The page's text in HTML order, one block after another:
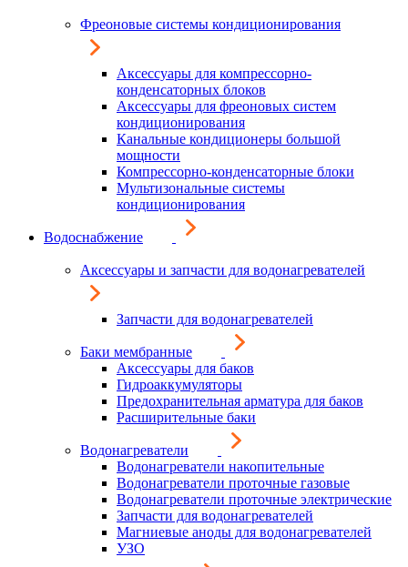
Фреоновые системы кондиционирования
Аксессуары для компрессорно-
конденсаторных блоков
Аксессуары для фреоновых систем
кондиционирования
Канальные кондиционеры большой
мощности
Компрессорно-конденсаторные блоки
Мультизональные системы
кондиционирования
Водоснабжение
Аксессуары и запчасти для водонагревателей
Запчасти для водонагревателей
Баки мембранные
Аксессуары для баков
Гидроаккумуляторы
Предохранительная арматура для баков
Расширительные баки
Водонагреватели
Водонагреватели накопительные
Водонагреватели проточные газовые
Водонагреватели проточные электрические
Запчасти для водонагревателей
Магниевые аноды для водонагревателей
УЗО